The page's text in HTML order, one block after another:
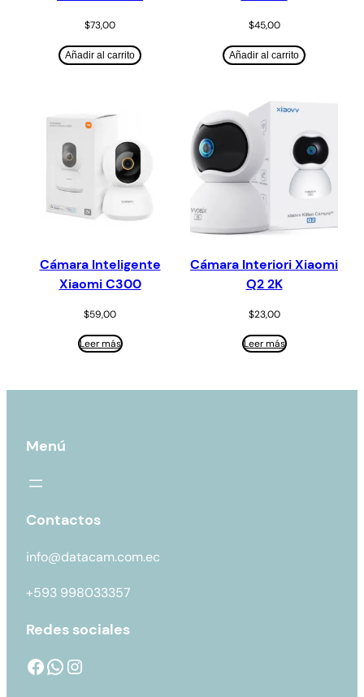
$73,00
Añadir al carrito
$45,00
Añadir al carrito
Cámara Inteligente
Xiaomi C300
$59,00
Leer más
Cámara Interiori Xiaomi
Q2 2K
$23,00
Leer más
Menú
Contactos
info@datacam.com.ec
+593 998033357
Redes sociales